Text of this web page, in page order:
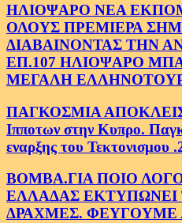
ΗΛΙΟΨΑΡΟ ΝΕΑ
ΟΛΟΥΣ ΠΡΕΜΙΕΡΑ
ΔΙΑΒΑΙΝΟΝΤΑΣ ΤΗΝ
ΕΠ.107 ΗΛΙΟΨΑΡΟ
ΜΕΓΑΛΗ
ΠΑΓΚΟΣΜΙΑ
Ιπποτων στην Κυπρο.
εναρξης του Τεκτονισμου
ΒΟΜΒΑ.ΓΙΑ ΠΟΙΟ
ΕΛΛΑΔΑΣ ΕΚΤΥΠΩΝΕΙ
ΔΡΑΧΜΕΣ. ΦΕΥΓΟΥΜΕ